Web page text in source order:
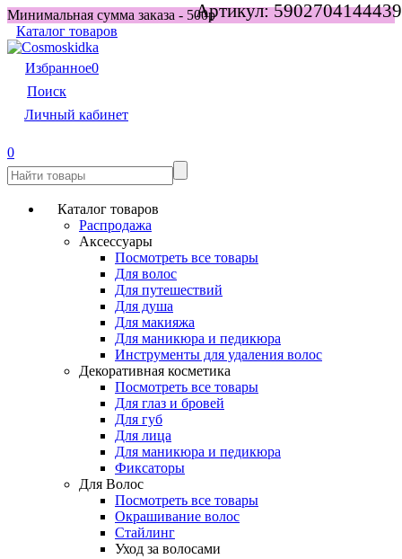
Минимальная сумма заказа - 500р
Каталог товаров
Избранное0
Поиск
Личный кабинет
0
Каталог товаров
Распродажа
Аксессуары
Посмотреть все товары
Для волос
Для путешествий
Для душа
Для макияжа
Для маникюра и педикюра
Инструменты для удаления волос
Декоративная косметика
Посмотреть все товары
Для глаз и бровей
Для губ
Для лица
Для маникюра и педикюра
Фиксаторы
Для Волос
Посмотреть все товары
Окрашивание волос
Стайлинг
Уход за волосами
Артикул:5902704144439